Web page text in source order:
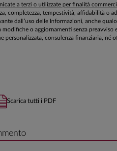
a terzi o utilizzate per finalità
completezza, tempestività, affidabilità o
dall’uso delle Informazioni, anche
o aggiornamenti senza preavviso
consulenza finanziaria, né
Scarica tutti i PDF